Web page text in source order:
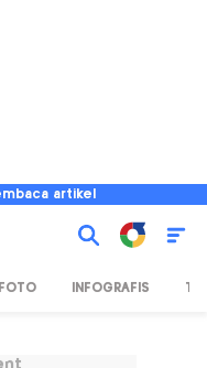
artikel
FOTO INFOGRAFIS TV